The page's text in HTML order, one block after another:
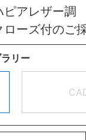
ピアレザー
ーズ付のご
リー